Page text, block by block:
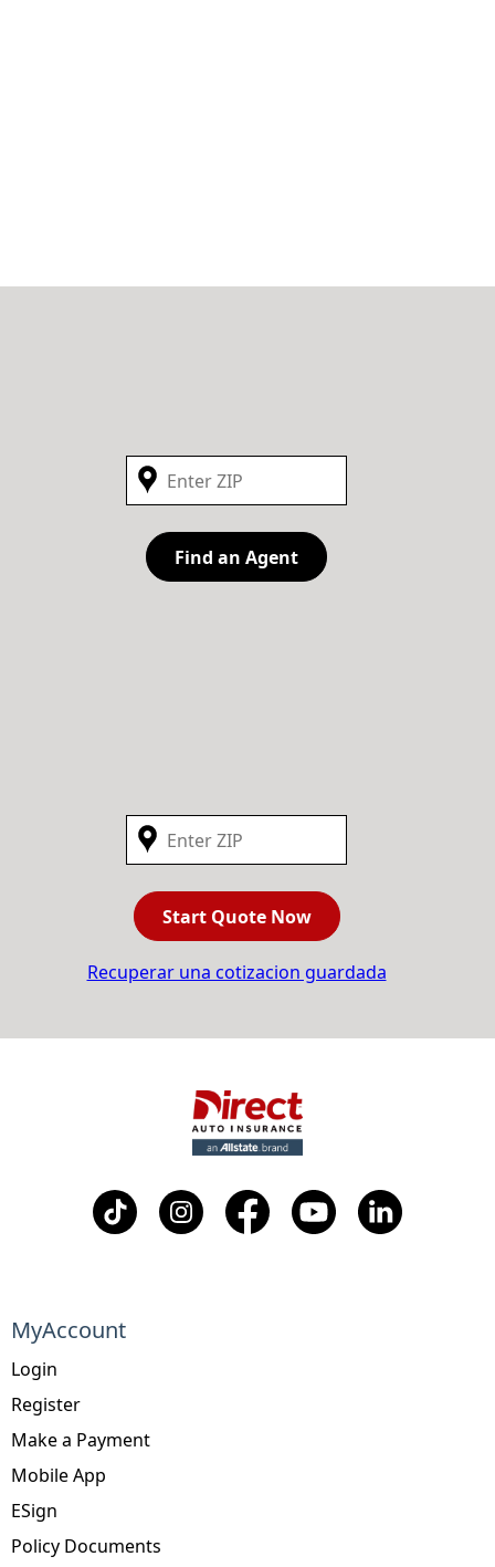
Find an Agent
Start Quote Now
Recuperar una cotizacion guardada
MyAccount
Login
Register
Make a Payment
Mobile App
ESign
Policy Documents